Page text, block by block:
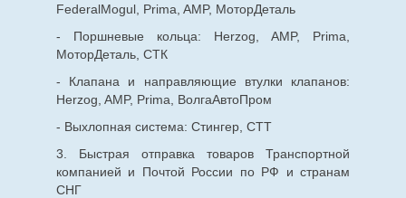
FederalMogul, Prima, AMP, МоторДеталь
- Поршневые кольца: Herzog, AMP, Prima,
МоторДеталь, СТК
- Клапана и направляющие втулки клапанов:
Herzog, AMP, Prima, ВолгаАвтоПром
- Выхлопная система: Стингер, СТТ
3. Быстрая отправка товаров Транспортной
компанией и Почтой России по РФ и странам
СНГ